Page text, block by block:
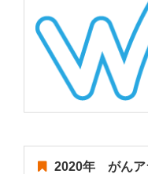
2020年 がんア